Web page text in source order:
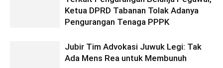
Ketua DPRD Tabanan Tolak Adanya
Pengurangan Tenaga PPPK
Jubir Tim Advokasi Juwuk Legi: Tak
Ada Mens Rea untuk Membunuh